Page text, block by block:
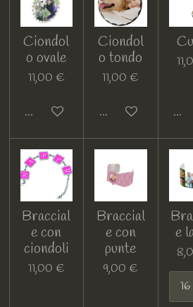
Ciondol
o ovale
11,00 €
Guarda i dettagli
Ciondol
o tondo
11,00 €
Guarda i dettagli
Braccial
e con
ciondoli
11,00 €
Braccial
e con
punte
9,00 €
e